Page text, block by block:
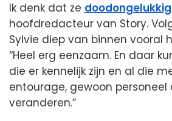
Ik denk dat ze doodongelukkig
hoofdredacteur van Story.
Sylvie diep van binnen vooral
“Heel erg eenzaam. En daar
die er kennelijk zijn en al die
entourage, gewoon personeel
veranderen.”